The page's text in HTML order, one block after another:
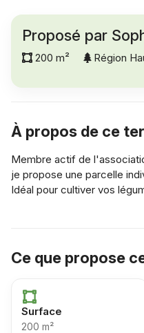
Proposé par
200 m² Région
À propos de ce
Membre actif de
je propose une parcelle
Idéal pour cultiver vos
Ce que propose
Surface
200 m²